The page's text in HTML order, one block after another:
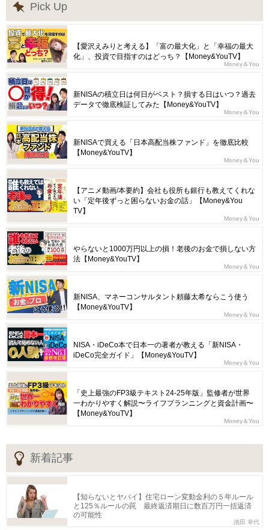
Pick Up
【愛沢えみりと考える】「富の最大化」と「幸福の最大
化」、投資で目指すのはどっち？【Money&YouTV】
Money＆You
新NISAの積立日は何日がベスト？損する日はいつ？過去
データで徹底検証してみた【Money&YouTV】
Money＆You
新NISAで買える「日本高配当株ファンド」を徹底比較
【Money&YouTV】
Money＆You
【アニメ動画/本要約】会社も役所も銀行も教えてくれな
い「定年後ずっと困らないお金の話」【Money&You
TV】
Money＆You
やらないと1000万円以上の損！老後のお金で損しない方
法【Money&YouTV】
Money＆You
新NISA、マネーコンサルタント頼藤太希ならこう使う
【Money&YouTV】
Money＆You
NISA・iDeCo本で日本一の著者が教える「新NISA・
iDeCo完全ガイド」【Money&YouTV】
Money＆You
「史上最強のFP3級テキスト24-25年版」監修者が世界
一わかりやすく解説〜ライフプランニングと資金計画〜
【Money&YouTV】
Money＆You
新着記事
【知らないとヤバイ】住宅ローン変動金利の５年ルール
と125％ルールの罠 最終返済期日に数百万円一括返済
の可能性
池田 幸代